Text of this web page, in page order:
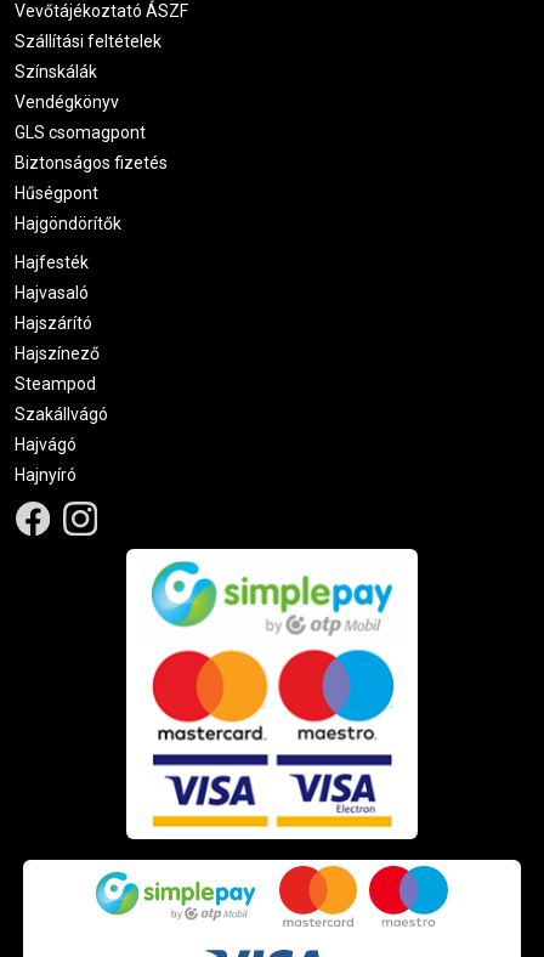
Vevőtájékoztató ÁSZF
Szállítási feltételek
Színskálák
Vendégkönyv
GLS csomagpont
Biztonságos fizetés
Hűségpont
Hajgöndörítők
Hajfesték
Hajvasaló
Hajszárító
Hajszínező
Steampod
Szakállvágó
Hajvágó
Hajnyíró